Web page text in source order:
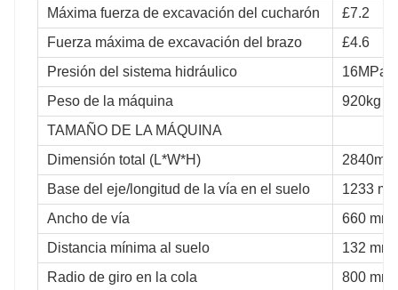
Máxima fuerza de excavación del cucharón
£7.2
Fuerza máxima de excavación del brazo
£4.6
Presión del sistema hidráulico
16MPa
Peso de la máquina
920kg
TAMAÑO DE LA MÁQUINA
Dimensión total (L*W*H)
Base del eje/longitud de la vía en el suelo
1233
Ancho de vía
660 mm
Distancia mínima al suelo
132 mm
Radio de giro en la cola
800 mm